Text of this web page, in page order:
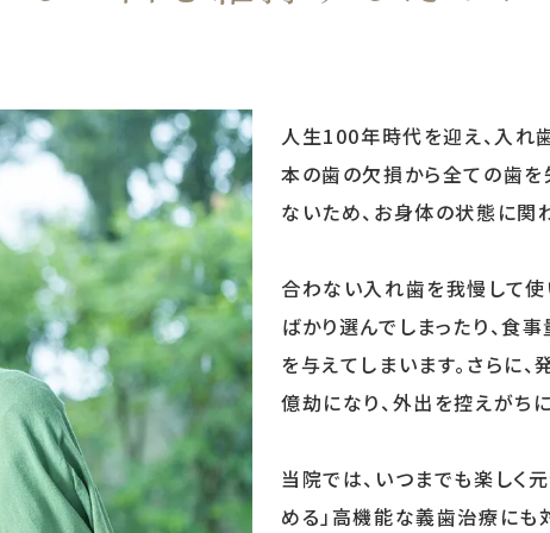
人生100年時代を迎え、入れ
本の歯の欠損から全ての歯を
ないため、お身体の状態に関
合わない入れ歯を我慢して使
ばかり選んでしまったり、食
を与えてしまいます。さらに
億劫になり、外出を控えがち
当院では、いつまでも楽しく
める」高機能な義歯治療にも